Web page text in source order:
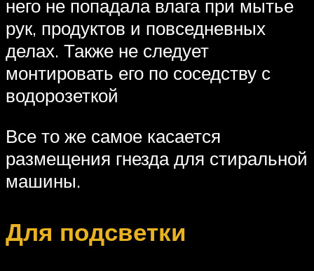
него не попадала влага при мытье
рук, продуктов и повседневных
делах. Также не следует
монтировать его по соседству с
водорозеткой
Все то же самое касается
размещения гнезда для стиральной
машины.
Для подсветки